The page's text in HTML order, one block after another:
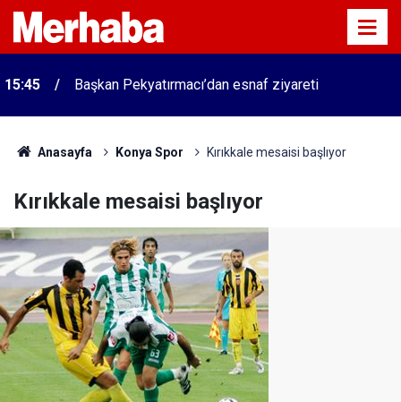
15:45 Başkan Pekyatırmacı’dan esnaf ziyareti
Anasayfa Konya Spor Kırıkkale mesaisi başlıyor
Kırıkkale mesaisi başlıyor